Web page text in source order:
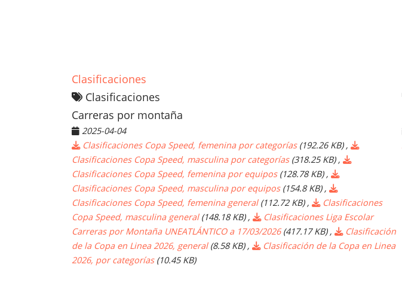
Clasificaciones
Clasificaciones
Carreras por montaña
2025-04-04
Clasificaciones Copa Speed, femenina por categorías (192.26 KB),
Clasificaciones Copa Speed, masculina por categorías (318.25 KB),
Clasificaciones Copa Speed, femenina por equipos (128.78 KB),
Clasificaciones Copa Speed, masculina por equipos (154.8 KB),
Clasificaciones Copa Speed, femenina general (112.72 KB),
Clasificaciones
Copa Speed, masculina general (148.18 KB),
Clasificaciones Liga Escolar
Carreras por Montaña UNEATLÁNTICO a 17/03/2026 (417.17 KB),
Clasificación
de la Copa en Linea 2026, general (8.58 KB),
Clasificación de la Copa en Linea
2026, por categorías (10.45 KB)